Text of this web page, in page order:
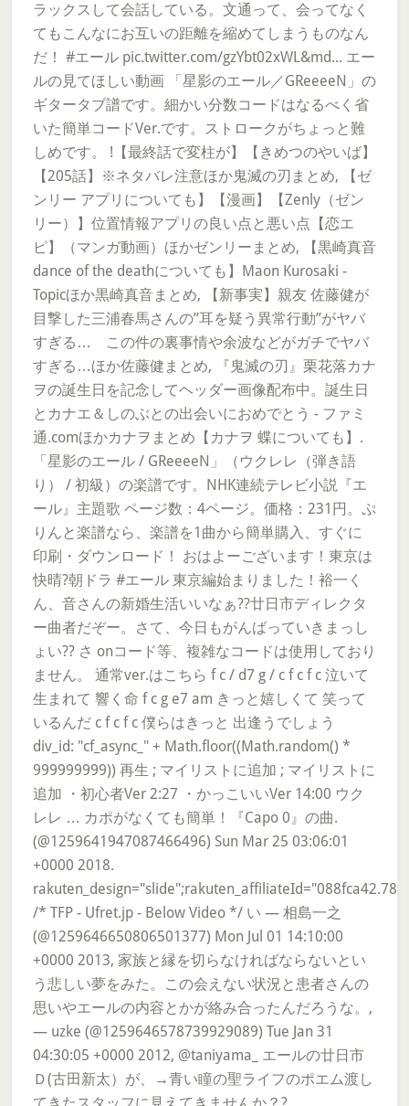
ラックスして会話している。文通って、会ってなく
てもこんなにお互いの距離を縮めてしまうものなん
だ！ #エール pic.twitter.com/gzYbt02xWL&md... エー
ルの見てほしい動画 「星影のエール／GReeeeN」の
ギタータブ譜です。細かい分数コードはなるべく省
いた簡単コードVer.です。ストロークがちょっと難
しめです。 !【最終話で変柱が】【きめつのやいば】
【205話】※ネタバレ注意ほか鬼滅の刃まとめ, 【ゼ
ンリー アプリについても】【漫画】【Zenly（ゼン
リー）】位置情報アプリの良い点と悪い点【恋エ
ピ】（マンガ動画）ほかゼンリーまとめ, 【黒崎真音
dance of the deathについても】Maon Kurosaki -
Topicほか黒崎真音まとめ, 【新事実】親友 佐藤健が
目撃した三浦春馬さんの”耳を疑う異常行動”がヤバ
すぎる… この件の裏事情や余波などがガチでヤバ
すぎる…ほか佐藤健まとめ, 『鬼滅の刃』栗花落カナ
ヲの誕生日を記念してヘッダー画像配布中。誕生日
とカナエ＆しのぶとの出会いにおめでとう - ファミ
通.comほかカナヲまとめ【カナヲ 蝶についても】.
「星影のエール / GReeeeN」（ウクレレ（弾き語
り） / 初級）の楽譜です。NHK連続テレビ小説『エ
ール』主題歌 ページ数：4ページ。価格：231円。ぷ
りんと楽譜なら、楽譜を1曲から簡単購入、すぐに
印刷・ダウンロード！ おはよーございます！東京は
快晴?朝ドラ #エール 東京編始まりました！裕一く
ん、音さんの新婚生活いいなぁ??廿日市ディレクタ
ー曲者だぞー。さて、今日もがんばっていきまっし
ょい?? さ onコード等、複雑なコードは使用しており
ません。 通常ver.はこちら f c / d7 g / c f c f c 泣いて
生まれて 響く命 f c g e7 am きっと嬉しくて 笑って
いるんだ c f c f c 僕らはきっと 出逢うでしょう
div_id: "cf_async_" + Math.floor((Math.random() *
999999999)) 再生 ; マイリストに追加 ; マイリストに
追加 ・初心者Ver 2:27 ・かっこいいVer 14:00 ウク
レレ … カポがなくても簡単！『Capo 0』の曲.
(@1259641947087466496) Sun Mar 25 03:06:01
+0000 2018.
/* TFP - Ufret.jp - Below Video */ い — 相島一之
(@1259646650806501377) Mon Jul 01 14:10:00
+0000 2013, 家族と縁を切らなければならないとい
う悲しい夢をみた。この会えない状況と患者さんの
思いやエールの内容とかが絡み合ったんだろうな。,
— uzke (@1259646578739929089) Tue Jan 31
04:30:05 +0000 2012, @taniyama_ エールの廿日市
Ｄ(古田新太）が、→青い瞳の聖ライフのポエム渡し